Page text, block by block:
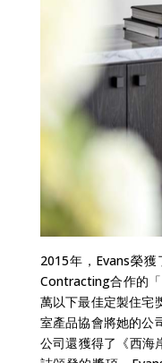
2015年，Evans榮
Contracting合作的
萬以下最佳定製住宅
室產品協會將她的公
公司還獲得了《西海